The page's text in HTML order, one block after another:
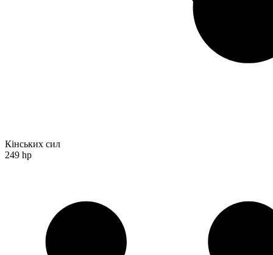
Кінських сил
249 hp